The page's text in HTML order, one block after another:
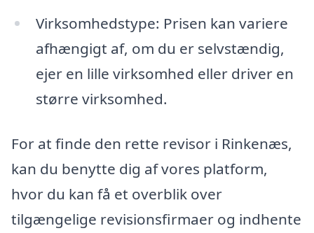
Virksomhedstype: Prisen kan variere
afhængigt af, om du er selvstændig,
ejer en lille virksomhed eller driver en
større virksomhed.
For at finde den rette revisor i Rinkenæs,
kan du benytte dig af vores platform,
hvor du kan få et overblik over
tilgængelige revisionsfirmaer og indhente